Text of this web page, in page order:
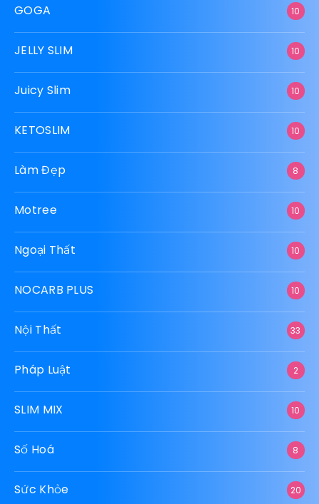
GOGA 10
JELLY SLIM 10
Juicy Slim 10
KETOSLIM 10
Làm Đẹp 8
Motree 10
Ngoại Thất 10
NOCARB PLUS 10
Nội Thất 33
Pháp Luật 2
SLIM MIX 10
Số Hoá 8
Sức Khỏe 20